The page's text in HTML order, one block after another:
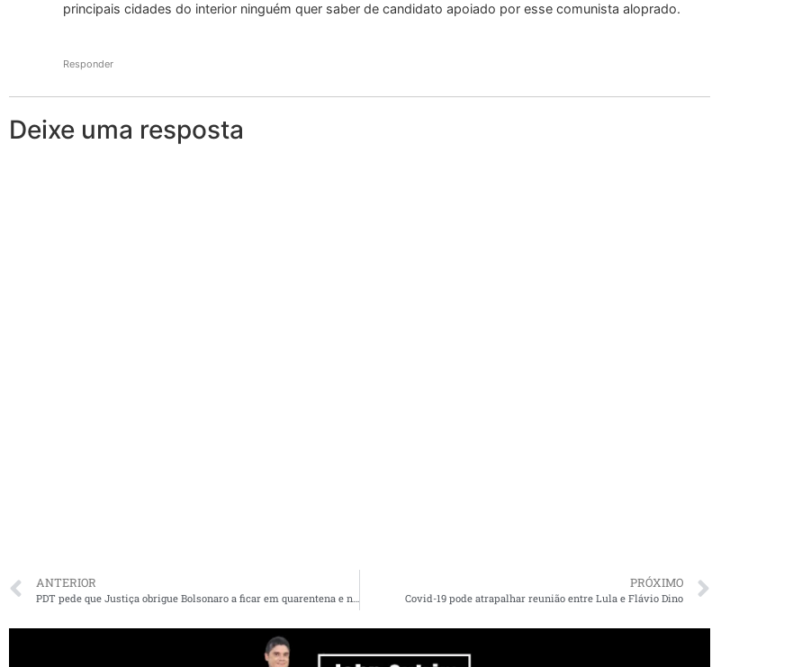
principais cidades do interior ninguém quer saber de candidato apoiado por esse comunista aloprado.
Responder
Deixe uma resposta
ANTERIOR PRÓXIMO
Covid-19 pode atrapalhar reunião entre Lula e Flávio Dino